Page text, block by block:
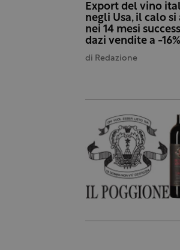
Export del vino
negli Usa, il calo si
nei 14 mesi
dazi vendite a -16%
di Redazione